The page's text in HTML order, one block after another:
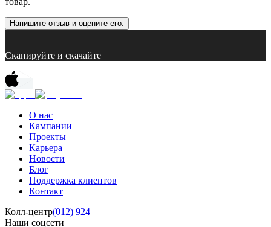
Напишите отзыв и оцените его.
Сканируйте и скачайте
О нас
Кампании
Проекты
Карьера
Новости
Блог
Поддержка клиентов
Контакт
Колл-центр(012) 924
Наши соцсети